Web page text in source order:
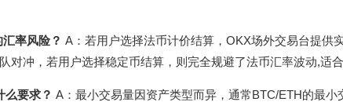
率风险？ A：若用户选择法币计价结算，OKX场外交易台提供
对冲，若用户选择稳定币结算，则完全规避了法币汇率波动,适
么要求？ A：最小交易量因资产类型而异，通常BTC/ETH的最小